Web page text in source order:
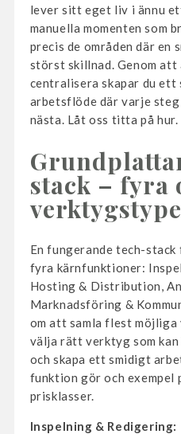
lever sitt eget liv i ännu
manuella momenten som
precis de områden där en
störst skillnad. Genom att
centralisera skapar du ett
arbetsflöde där varje
nästa. Låt oss titta på hur.
stack – fyra
En fungerande tech-
fyra kärnfunktioner:
Hosting & Distribution,
Marknadsföring &
om att samla flest
välja rätt verktyg som
och skapa ett smidigt
funktion gör och exempel
prisklasser.
Inspelning & Redigering: